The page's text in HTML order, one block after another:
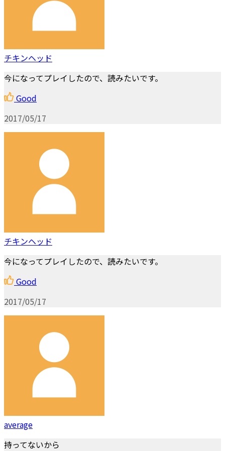
チキンヘッド
今になってプレイしたので、読みたいです。
Good
2017/05/17
チキンヘッド
今になってプレイしたので、読みたいです。
Good
2017/05/17
average
持ってないから